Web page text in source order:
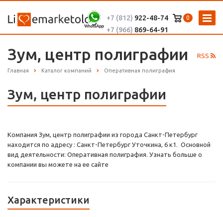
0
+7 (812) 922-48-74
+7 (966) 869-64-91
RSS
Зум, центр полиграфии
Главная Каталог компаний Оперативная полиграфия
Зум, центр полиграфии
Компания Зум, центр полиграфии из города Санкт-Петербург
находится по адресу : Санкт-Петербург Уточкина, 6 к1. Основной
вид деятельности: Оперативная полиграфия. Узнать больше о
компании вы можете на ее сайте
Характеристики